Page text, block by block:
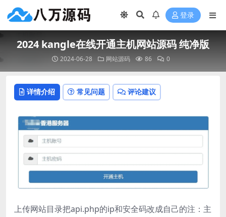
登录
2024 kangle在线开通主机网站源码 纯净版
2024-06-28 网站源码 86 0
详情介绍 常见问题 评论建议
上传网站目录把api.php的ip和安全码改成自己的注：主